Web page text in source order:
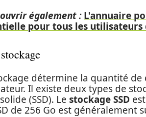
également : L'annuaire
pour tous les
détermine la quantité
Il existe deux types de
(SSD). Le stockage SSD
de 256 Go est